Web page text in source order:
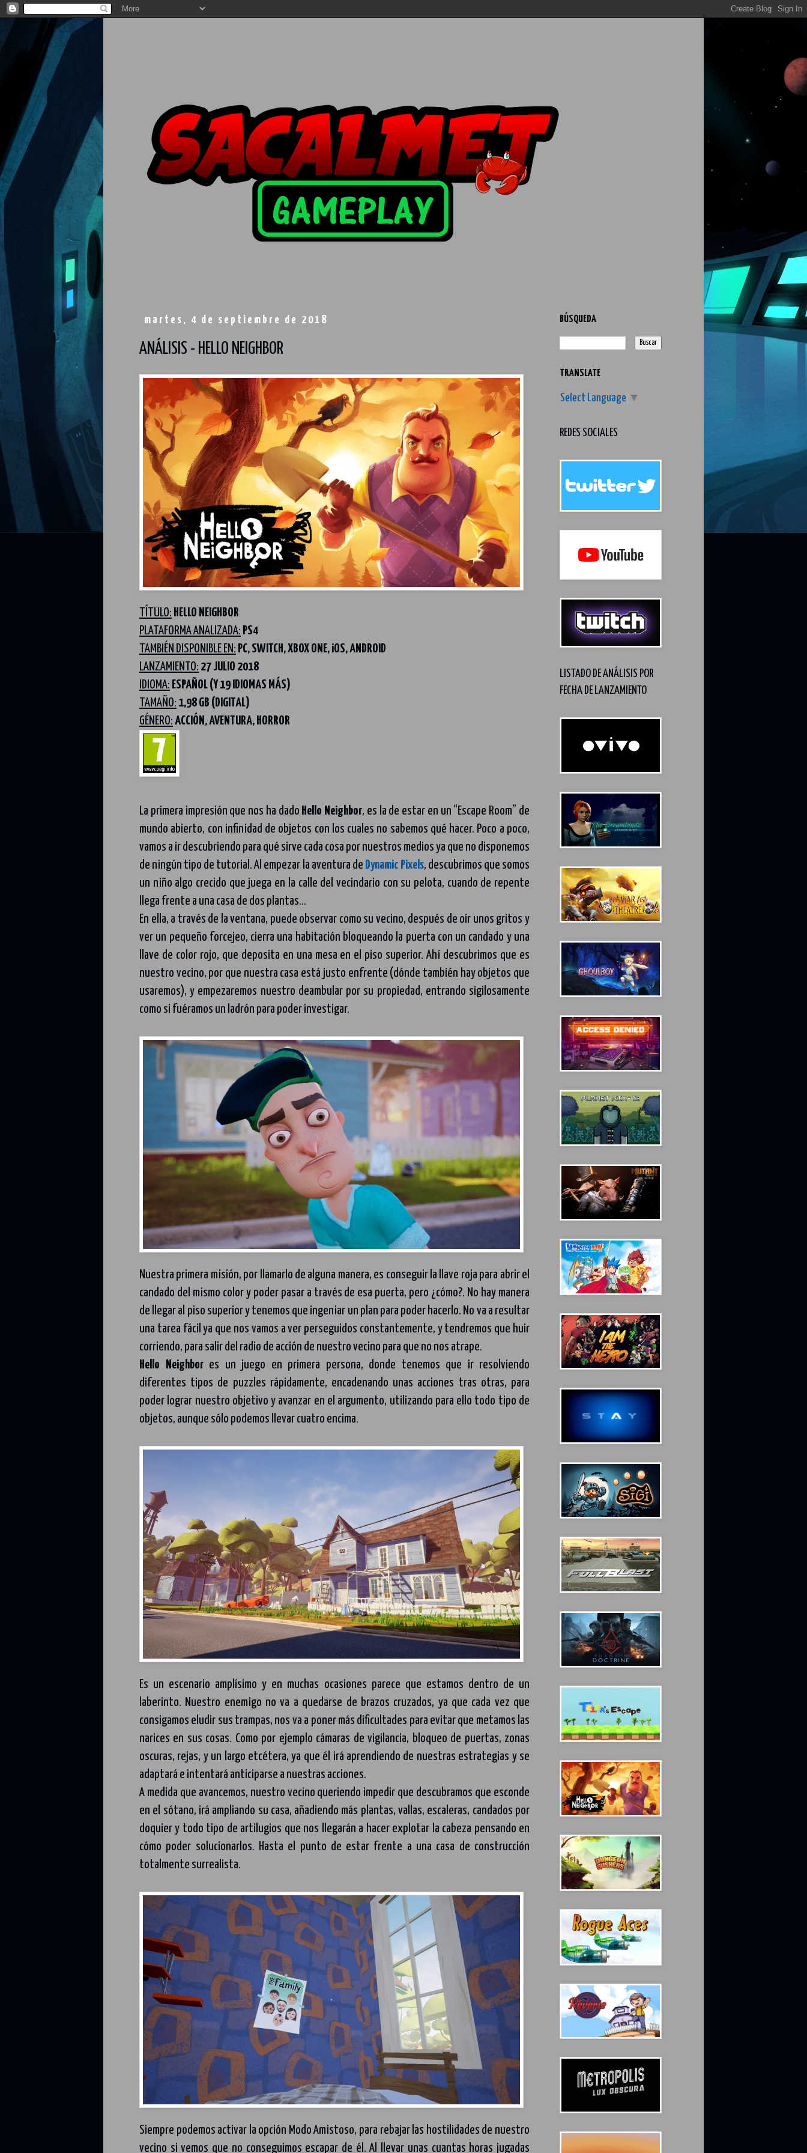
martes, 4 de septiembre de 2018
ANÁLISIS - HELLO NEIGHBOR
TÍTULO: HELLO NEIGHBOR
PLATAFORMA ANALIZADA: PS4
TAMBIÉN DISPONIBLE EN: PC, SWITCH, XBOX ONE, iOS, ANDROID
LANZAMIENTO: 27 JULIO 2018
IDIOMA: ESPAÑOL (Y 19 IDIOMAS MÁS)
TAMAÑO: 1,98 GB (DIGITAL)
GÉNERO: ACCIÓN, AVENTURA, HORROR
La primera impresión que nos ha dado Hello Neighbor, es la de estar en un “Escape Room” de
mundo abierto, con infinidad de objetos con los cuales no sabemos qué hacer. Poco a poco,
vamos a ir descubriendo para qué sirve cada cosa por nuestros medios ya que no disponemos
de ningún tipo de tutorial. Al empezar la aventura de Dynamic Pixels, descubrimos que somos
un niño algo crecido que juega en la calle del vecindario con su pelota, cuando de repente
llega frente a una casa de dos plantas…
En ella, a través de la ventana, puede observar como su vecino, después de oír unos gritos y
ver un pequeño forcejeo, cierra una habitación bloqueando la puerta con un candado y una
llave de color rojo, que deposita en una mesa en el piso superior. Ahí descubrimos que es
nuestro vecino, por que nuestra casa está justo enfrente (dónde también hay objetos que
usaremos), y empezaremos nuestro deambular por su propiedad, entrando sigilosamente
como si fuéramos un ladrón para poder investigar.
Nuestra primera misión, por llamarlo de alguna manera, es conseguir la llave roja para abrir el
candado del mismo color y poder pasar a través de esa puerta, pero ¿cómo?. No hay manera
de llegar al piso superior y tenemos que ingeniar un plan para poder hacerlo. No va a resultar
una tarea fácil ya que nos vamos a ver perseguidos constantemente, y tendremos que huir
corriendo, para salir del radio de acción de nuestro vecino para que no nos atrape.
Hello Neighbores un juego en primera persona, donde tenemos que ir resolviendo
diferentes tipos de puzzles rápidamente, encadenando unas acciones tras otras, para
poder lograr nuestro objetivo y avanzar en el argumento, utilizando para ello todo tipo de
objetos, aunque sólo podemos llevar cuatro encima.
Es un escenario amplísimo y en muchas ocasiones parece que estamos dentro de un
laberinto. Nuestro enemigo no va a quedarse de brazos cruzados, ya que cada vez que
consigamos eludir sus trampas, nos va a poner más dificultades para evitar que metamos las
narices en sus cosas. Como por ejemplo cámaras de vigilancia, bloqueo de puertas, zonas
oscuras, rejas, y un largo etcétera, ya que él irá aprendiendo de nuestras estrategias y se
adaptará e intentará anticiparse a nuestras acciones.
A medida que avancemos, nuestro vecino queriendo impedir que descubramos que esconde
en el sótano, irá ampliando su casa, añadiendo más plantas, vallas, escaleras, candados por
doquier y todo tipo de artilugios que nos llegarán a hacer explotar la cabeza pensando en
cómo poder solucionarlos. Hasta el punto de estar frente a una casa de construcción
totalmente surrealista.
Siempre podemos activar la opción Modo Amistoso, para rebajar las hostilidades de nuestro
vecino si vemos que no conseguimos escapar de él. Al llevar unas cuantas horas jugadas
BÚSQUEDA
TRANSLATE
Select Language ▼
REDES SOCIALES
LISTADO DE ANÁLISIS POR
FECHA DE LANZAMIENTO